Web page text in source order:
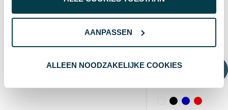
AANPASSEN
ALLEEN NOODZAKELIJKE COOKIES